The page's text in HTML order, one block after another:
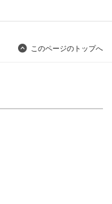
このページのトップへ